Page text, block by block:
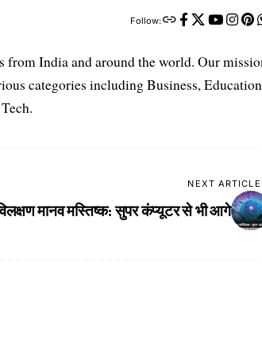
Follow:
from India and around the world. Our
categories including Business,
NEXT ARTICLE
मानव मस्तिष्क: सुपर कंप्यूटर से भी आगे